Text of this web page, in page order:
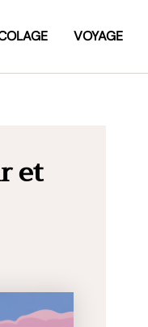
VOYAGE
et